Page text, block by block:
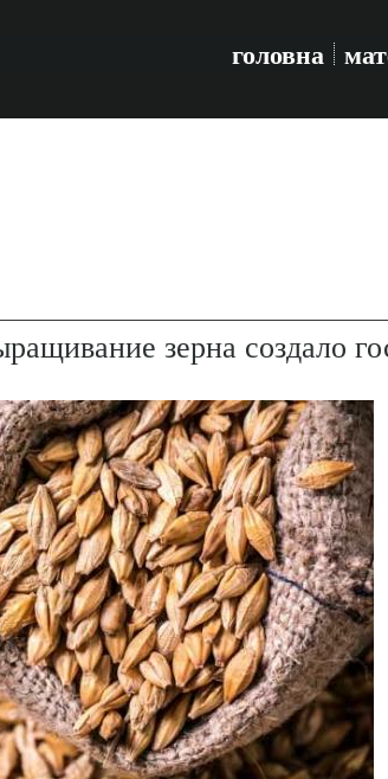
головна
зерна создало